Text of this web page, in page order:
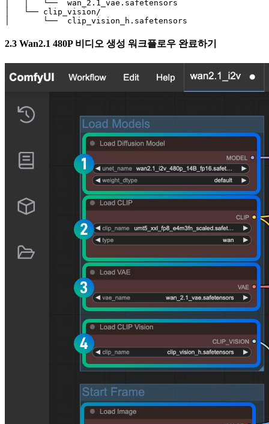
│   │   └──  wan_2.1_vae.safetensors
│   └── clip_vision/
│       └──  clip_vision_h.safetensors
2.3 Wan2.1 480P 비디오 생성 워크플로우 완료하기